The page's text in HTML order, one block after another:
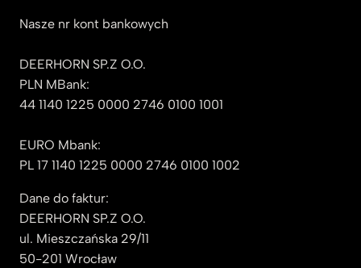
Nasze nr kont bankowych
DEERHORN SP.Z O.O.
PLN MBank:
44 1140 1225 0000 2746 0100 1001
EURO Mbank:
PL 17 1140 1225 0000 2746 0100 1002
Dane do faktur:
DEERHORN SP.Z O.O.
ul. Mieszczańska 29/11
50-201 Wrocław